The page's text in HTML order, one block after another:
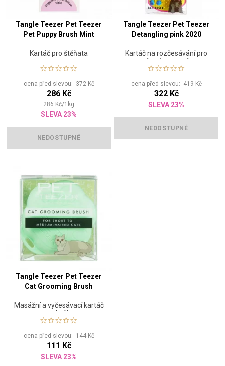
Tangle Teezer Pet Teezer
Pet Puppy Brush Mint
Kartáč pro štěňata
cena před slevou:372 Kč
286 Kč
286 Kč/1 kg
SLEVA 23%
NEDOSTUPNÉ
Tangle Teezer Pet Teezer
Detangling pink 2020
Kartáč na rozčesávání pro
různé typy psů
cena před slevou:419 Kč
322 Kč
SLEVA 23%
NEDOSTUPNÉ
Tangle Teezer Pet Teezer
Cat Grooming Brush
Masážní a vyčesávací kartáč
pro kočky
cena před slevou:144 Kč
111 Kč
SLEVA 23%